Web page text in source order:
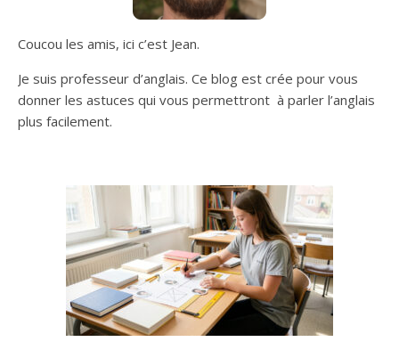
Coucou les amis, ici c’est Jean.
Je suis professeur d’anglais. Ce blog est crée pour vous
donner les astuces qui vous permettront à parler l’anglais
plus facilement.